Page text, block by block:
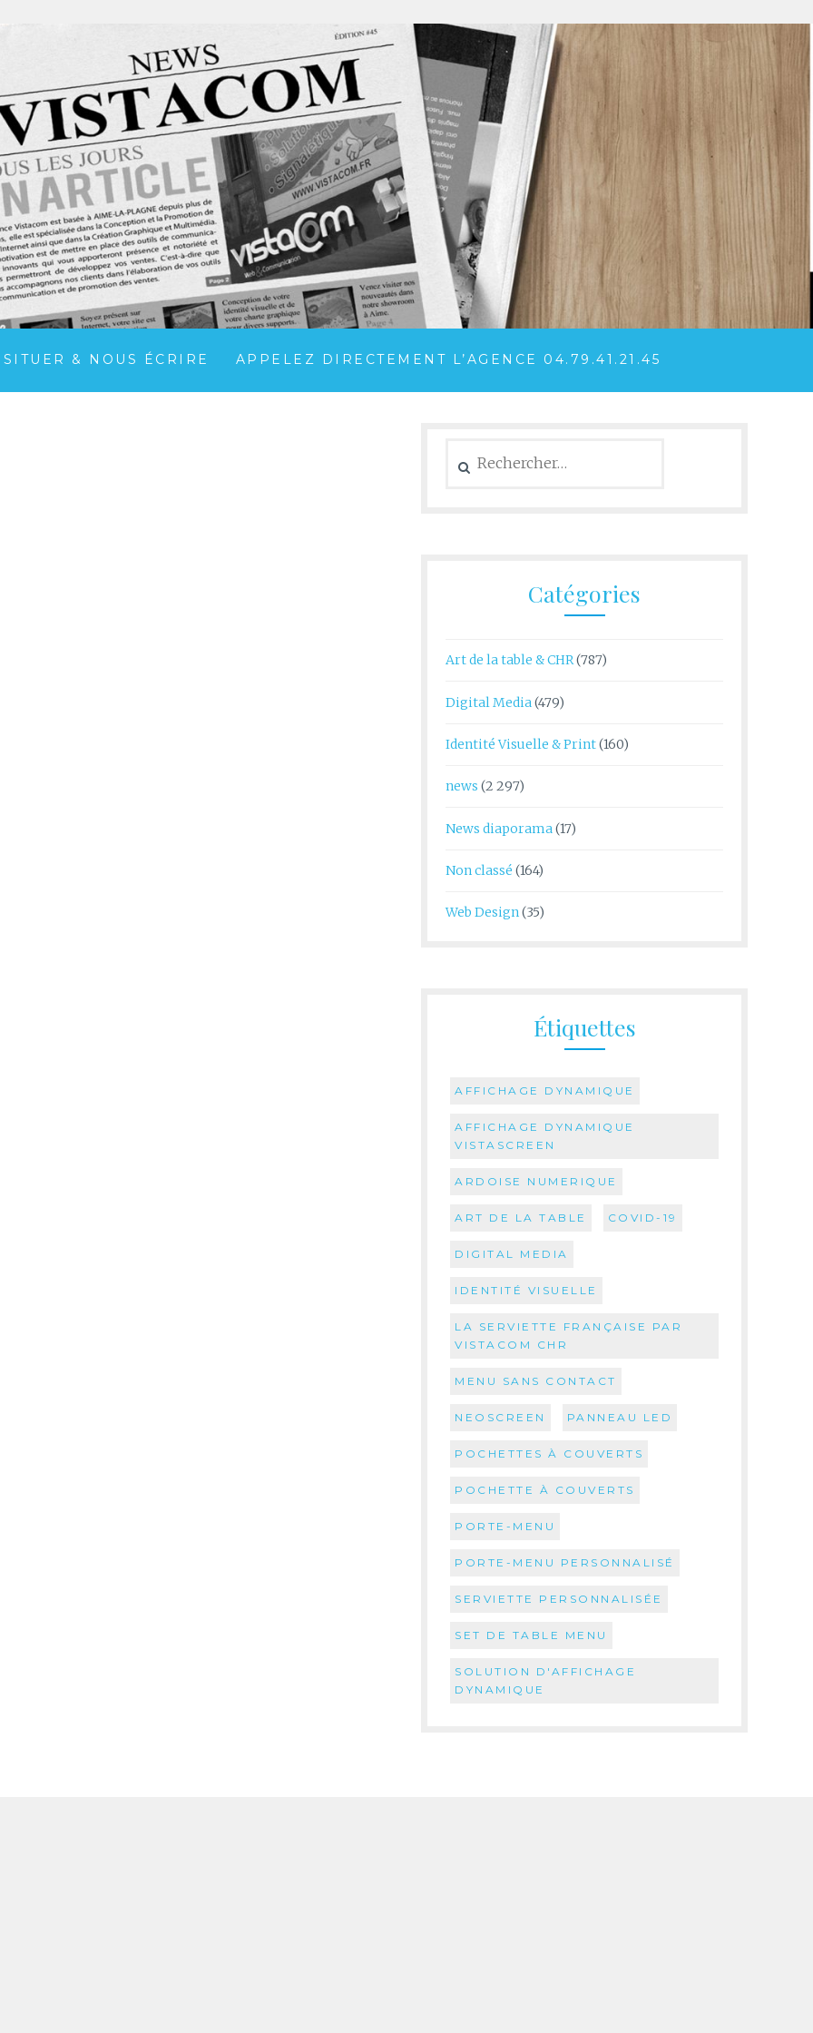
& NOUS ÉCRIRE APPELEZ DIRECTEMENT L’AGENCE 04.79.41.21.45
Catégories
Art de la table & CHR(787)
Digital Media (479)
Identité Visuelle & Print(160)
news (2 297)
News diaporama(17)
Non classé (164)
Web Design(35)
Étiquettes
AFFICHAGE DYNAMIQUE
AFFICHAGE DYNAMIQUE
VISTASCREEN
ARDOISE NUMERIQUE
ART DE LA TABLE COVID-19
DIGITAL MEDIA
IDENTITÉ VISUELLE
LA SERVIETTE FRANÇAISE PAR
VISTACOM CHR
MENU SANS CONTACT
NEOSCREEN PANNEAU LED
POCHETTES À COUVERTS
POCHETTE À COUVERTS
PORTE-MENU
PORTE-MENU PERSONNALISÉ
SERVIETTE PERSONNALISÉE
SET DE TABLE MENU
SOLUTION D'AFFICHAGE
DYNAMIQUE